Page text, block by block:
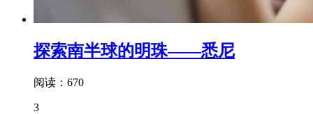
探索南半球的明珠——悉尼
阅读：670
3